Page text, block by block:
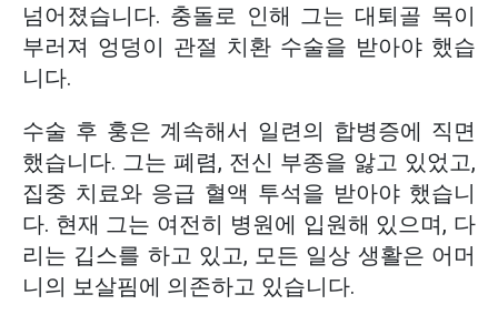
넘어졌습니다. 충돌로 인해 그는 대퇴골 목이
부러져 엉덩이 관절 치환 수술을 받아야 했습
니다.
수술 후 훙은 계속해서 일련의 합병증에 직면
했습니다. 그는 폐렴, 전신 부종을 앓고 있었고,
집중 치료와 응급 혈액 투석을 받아야 했습니
다. 현재 그는 여전히 병원에 입원해 있으며, 다
리는 깁스를 하고 있고, 모든 일상 생활은 어머
니의 보살핌에 의존하고 있습니다.